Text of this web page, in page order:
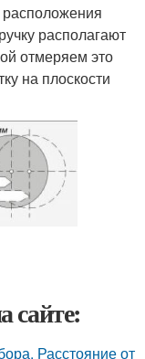
располагают
отмеряем это
на плоскости
сайте:
Расстояние от